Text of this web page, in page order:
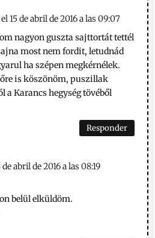
el 15 de abril de 2016 a las 09:07
nagyon guszta sajttortát tettél
most nem fordit, letudnád
ha szépen megkérnélek.
is köszönöm, puszillak
a Karancs hegység tövéből
Responder
de abril de 2016 a las 08:19
belül elküldöm.